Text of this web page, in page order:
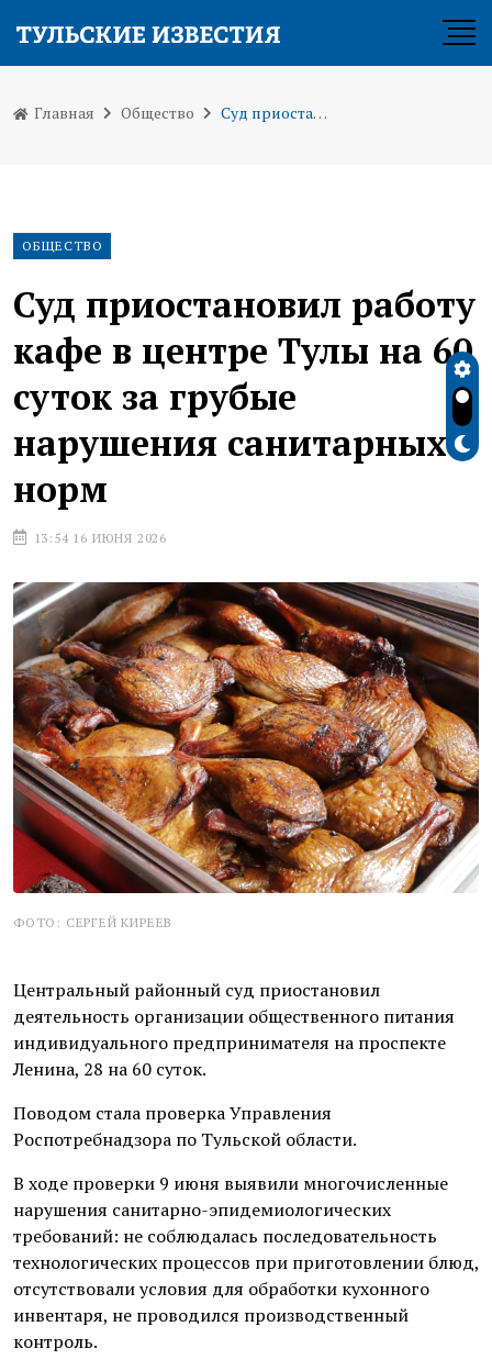
Главная Общество Суд приостановил работу кафе в центре Тулы на 60 суток за грубые нарушения санитарных норм
ОБЩЕСТВО
Суд приостановил работу
кафе в центре Тулы на 60
суток за грубые
нарушения санитарных
норм
13:54 16 ИЮНЯ 2026
ФОТО: СЕРГЕЙ КИРЕЕВ
Центральный районный суд приостановил
деятельность организации общественного питания
индивидуального предпринимателя на проспекте
Ленина, 28 на 60 суток.
Поводом стала проверка Управления
Роспотребнадзора по Тульской области.
В ходе проверки 9 июня выявили многочисленные
нарушения санитарно-эпидемиологических
требований: не соблюдалась последовательность
технологических процессов при приготовлении блюд,
отсутствовали условия для обработки кухонного
инвентаря, не проводился производственный
контроль.